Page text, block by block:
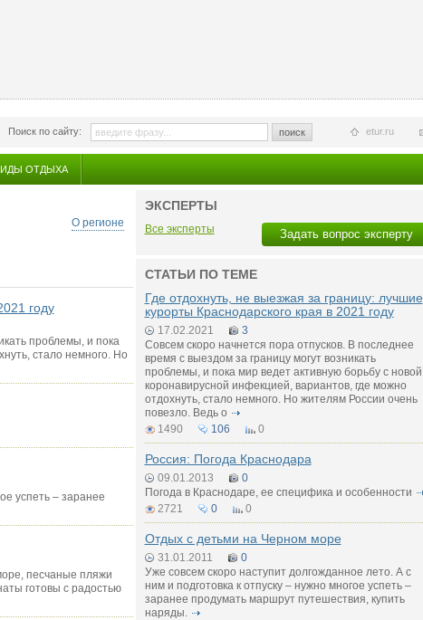
Поиск по сайту: поиск etur.ru
ОТДЫХА
О регионе
году
проблемы, и пока
стало немного. Но
успеть – заранее
песчаные пляжи
готовы с радостью
ЭКСПЕРТЫ
Задать вопрос эксперту
Все эксперты
СТАТЬИ ПО ТЕМЕ
Где отдохнуть, не выезжая за границу: лучшие
курорты Краснодарского края в 2021 году
17.02.2021
3
Совсем скоро начнется пора отпусков. В последнее
время с выездом за границу могут возникать
проблемы, и пока мир ведет активную борьбу с новой
коронавирусной инфекцией, вариантов, где можно
отдохнуть, стало немного. Но жителям России очень
повезло. Ведь о
1490
106 0
Россия: Погода Краснодара
09.01.2013
0
Погода в Краснодаре, ее специфика и особенности
2721
0 0
Отдых с детьми на Черном море
31.01.2011
0
Уже совсем скоро наступит долгожданное лето. А с
ним и подготовка к отпуску – нужно многое успеть –
заранее продумать маршрут путешествия, купить
наряды.